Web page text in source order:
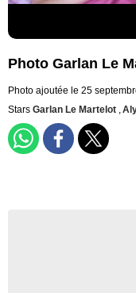
Photo Garlan Le
Photo ajoutée le 25
Stars Garlan Le Martelot ,